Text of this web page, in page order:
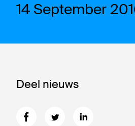
14 September
Deel nieuws